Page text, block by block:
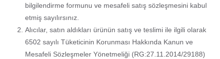
bilgilendirme formunu ve mesafeli satış sözleşmesini kabul
etmiş sayılırsınız.
Alıcılar, satın aldıkları ürünün satış ve teslimi ile ilgili olarak
6502 sayılı Tüketicinin Korunması Hakkında Kanun ve
Mesafeli Sözleşmeler Yönetmeliği (RG:27.11.2014/29188)